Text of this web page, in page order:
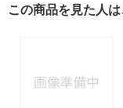
この商品を見た人